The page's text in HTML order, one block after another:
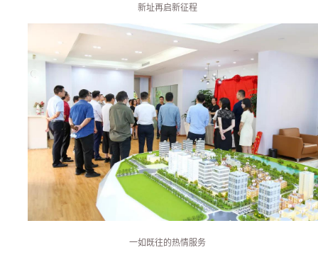
新址再启新征程
一如既往的热情服务